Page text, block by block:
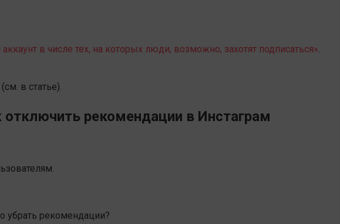
в числе тех, на которых люди, возможно, захотят подписаться»
(см. в статье).
отключить рекомендации в Инстаграм
убрать рекомендации?